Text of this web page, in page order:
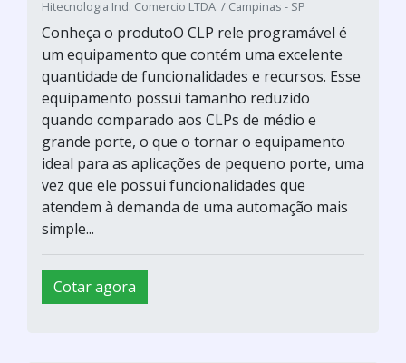
MWENGENHARIA / CAÇADOR - SC